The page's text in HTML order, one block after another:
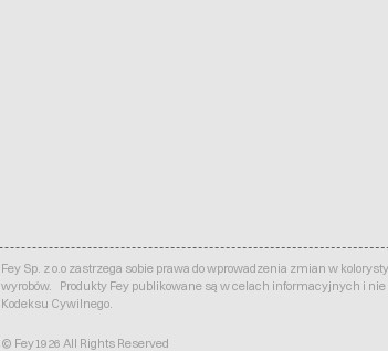
Fey Sp. z o.o zastrzega sobie prawa do wprowadzenia zmian w
wyrobów. Produkty Fey publikowane są w celach informacyjnych i
Kodeksu Cywilnego.
© Fey1926 All Rights Reserved